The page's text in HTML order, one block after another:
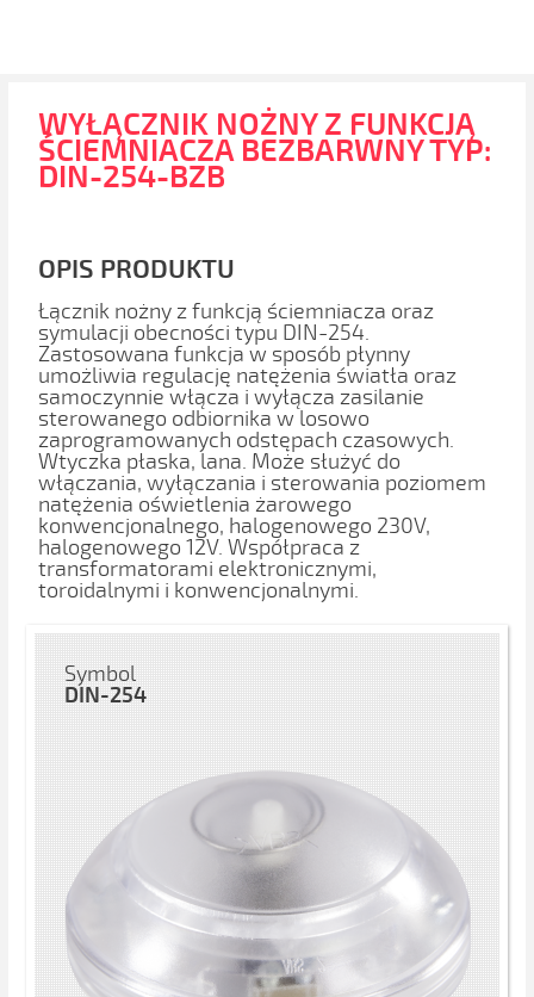
WYŁĄCZNIK NOŻNY Z FUNKCJĄ
ŚCIEMNIACZA BEZBARWNY TYP:
DIN-254-BZB
OPIS PRODUKTU
Łącznik nożny z funkcją ściemniacza oraz
symulacji obecności typu DIN-254.
Zastosowana funkcja w sposób płynny
umożliwia regulację natężenia światła oraz
samoczynnie włącza i wyłącza zasilanie
sterowanego odbiornika w losowo
zaprogramowanych odstępach czasowych.
Wtyczka płaska, lana. Może służyć do
włączania, wyłączania i sterowania poziomem
natężenia oświetlenia żarowego
konwencjonalnego, halogenowego 230V,
halogenowego 12V. Współpraca z
transformatorami elektronicznymi,
toroidalnymi i konwencjonalnymi.
Symbol
DIN-254